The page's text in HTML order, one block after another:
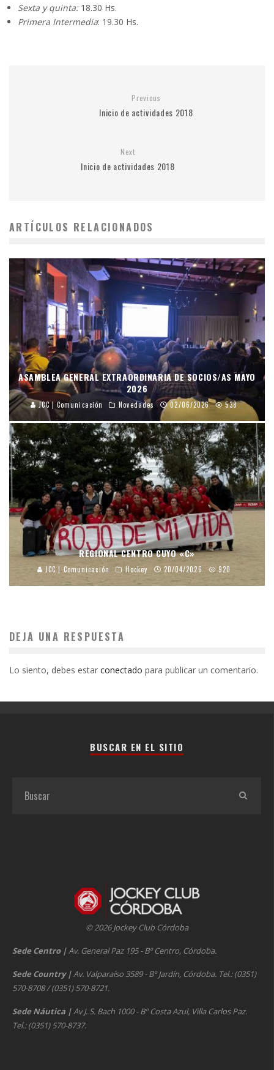
Sexta y quinta:18.30 Hs.
Primera Intermedia: 19.30 Hs.
Previous
Inicio de actividades 2018
Next
Inicio de actividades 2018
ARTÍCULOS RELACIONADOS
ASAMBLEA GENERAL EXTRAORDINARIA DE SOCIOS/AS MAYO
2026
JCC | Comunicación Novedades 02/06/2026 538
REGIONAL CENTRO CUYO «C»
JCC | Comunicación Hockey 20/04/2026 920
DEJA UNA RESPUESTA
Lo siento, debes estar conectado para publicar un comentario.
BUSCAR EN EL SITIO
© 2026 Jockey Club Córdoba
Sede Centro |Av. General Paz 195 - Bº Centro, Córdoba.
Sede Country |Av. Valparaíso 3589 - Bº Jardín, Córdoba. Tel.: (0351)
570-8708 / (0351) 570-8721.
Sede Náutica |Av J. S. Bach 1000 - Bº Costa Azul, Villa Carlos Paz.
Tel.: (0351) 570-8737.